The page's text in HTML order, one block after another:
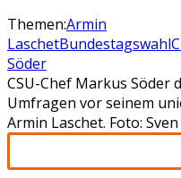
Themen:Armin
LaschetBundestagswahl
Söder
CSU-Chef Markus Söder
Umfragen vor seinem
Armin Laschet. Foto: